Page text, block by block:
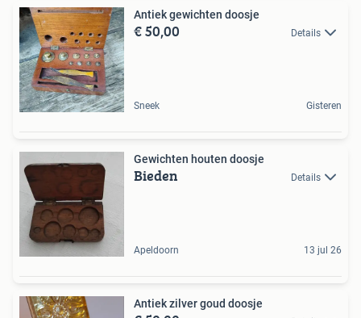
Antiek gewichten doosje
€ 50,00 Details
Sneek Gisteren
Gewichten houten doosje
Bieden Details
Apeldoorn 13 jul 26
Antiek zilver goud doosje